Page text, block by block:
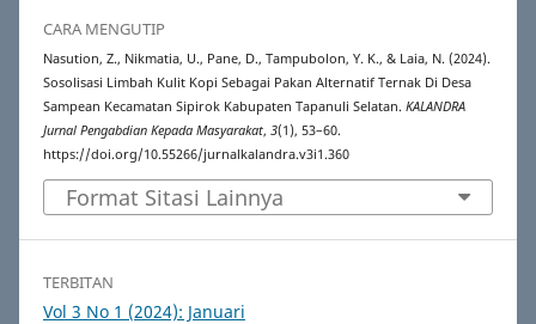
CARA MENGUTIP
Nasution, Z., Nikmatia, U., Pane, D., Tampubolon, Y. K., & Laia, N. (2024).
Sosolisasi Limbah Kulit Kopi Sebagai Pakan Alternatif Ternak Di Desa
Sampean Kecamatan Sipirok Kabupaten Tapanuli Selatan. KALANDRA
Jurnal Pengabdian Kepada Masyarakat, 3(1), 53–60.
https://doi.org/10.55266/jurnalkalandra.v3i1.360
Format Sitasi Lainnya
TERBITAN
Vol 3 No 1 (2024): Januari